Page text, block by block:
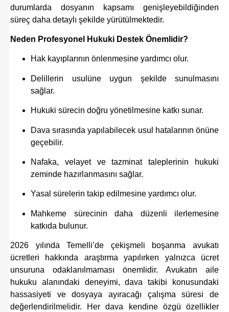
durumlarda dosyanın kapsamı genişleyebildiğinden
süreç daha detaylı şekilde yürütülmektedir.
Neden Profesyonel Hukuki Destek Önemlidir?
Hak kayıplarının önlenmesine yardımcı olur.
Delillerin usulüne uygun şekilde sunulmasını
sağlar.
Hukuki sürecin doğru yönetilmesine katkı sunar.
Dava sırasında yapılabilecek usul hatalarının önüne
geçebilir.
Nafaka, velayet ve tazminat taleplerinin hukuki
zeminde hazırlanmasını sağlar.
Yasal sürelerin takip edilmesine yardımcı olur.
Mahkeme sürecinin daha düzenli ilerlemesine
katkıda bulunur.
2026 yılında Temelli’de çekişmeli boşanma avukatı
ücretleri hakkında araştırma yapılırken yalnızca ücret
unsuruna odaklanılmaması önemlidir. Avukatın aile
hukuku alanındaki deneyimi, dava takibi konusundaki
hassasiyeti ve dosyaya ayıracağı çalışma süresi de
değerlendirilmelidir. Her dava kendine özgü özellikler